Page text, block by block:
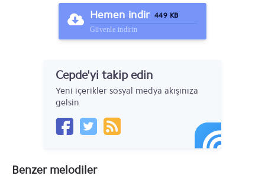
Hemen indir 449 KB
Güvenle indirin
Cepde'yi takip edin
Yeni içerikler sosyal medya akışınıza
gelsin
Benzer melodiler